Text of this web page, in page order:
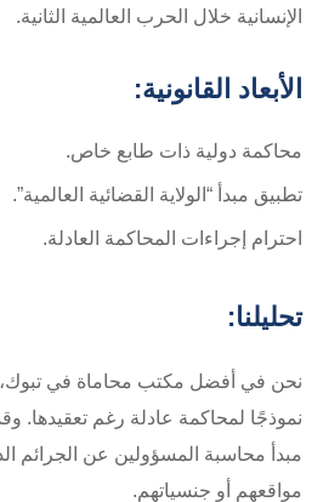
الإنسانية خلال الحرب العالمية الثانية.
الأبعاد القانونية:
محاكمة دولية ذات طابع خاص.
تطبيق مبدأ “الولاية القضائية العالمية”.
احترام إجراءات المحاكمة العادلة.
تحليلنا:
نحن في أفضل مكتب محاماة في تبوك،
نموذجًا لمحاكمة عادلة رغم
مبدأ محاسبة المسؤولين عن الجرائم
مواقعهم أو جنسياتهم.